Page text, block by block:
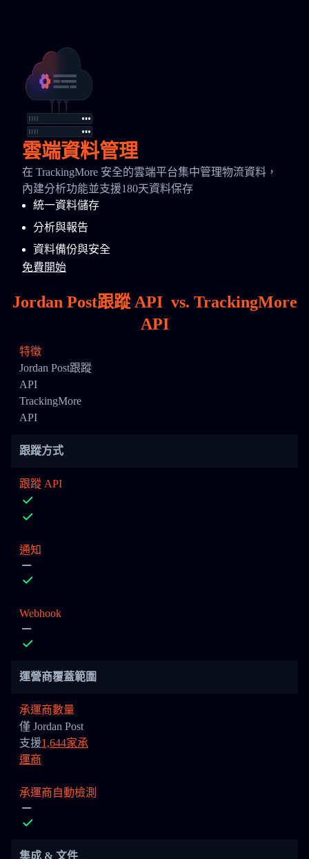
雲端資料管理
在 TrackingMore 安全的雲端平台集中管理物流資料，
內建分析功能並支援180天資料保存
統一資料儲存
分析與報告
資料備份與安全
免費開始
Jordan Post跟蹤 API vs. TrackingMore
API
特徵
Jordan Post跟蹤
API
TrackingMore
API
跟蹤方式
跟蹤 API
通知
Webhook
運營商覆蓋範圍
承運商數量
僅 Jordan Post
支援1,644家承
運商
承運商自動檢測
集成 & 文件